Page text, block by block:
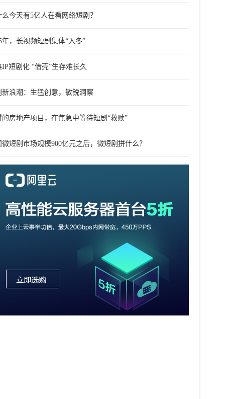
么今天有5亿人在看网络短剧？
年，长视频短剧集体“入冬”
IP短剧化 “借壳”生存难长久
新浪潮：生猛创意，敏锐洞察
的房地产项目，在焦急中等待短剧“救赎”
微短剧市场规模900亿元之后，微短剧拼什么？